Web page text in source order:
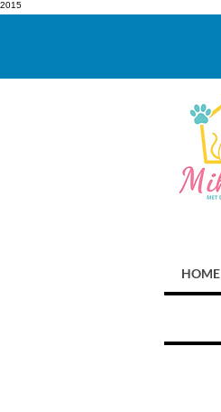
2015
HOME